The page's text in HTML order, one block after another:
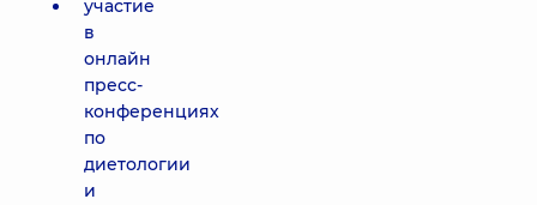
участие
в
онлайн
пресс-
конференциях
по
диетологии
и